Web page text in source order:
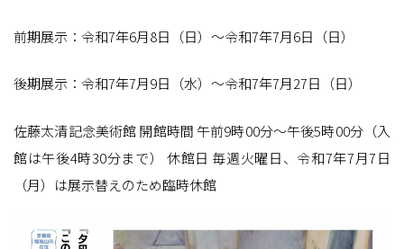
前期展示：令和7年6月8日（日）〜令和7年7月6日（日）
後期展示：令和7年7月9日（水）〜令和7年7月27日（日）
佐藤太清記念美術館 開館時間 午前9時00分〜午後5時00分（入
館は午後4時30分まで） 休館日 毎週火曜日、令和7年7月7日
（月）は展示替えのため臨時休館